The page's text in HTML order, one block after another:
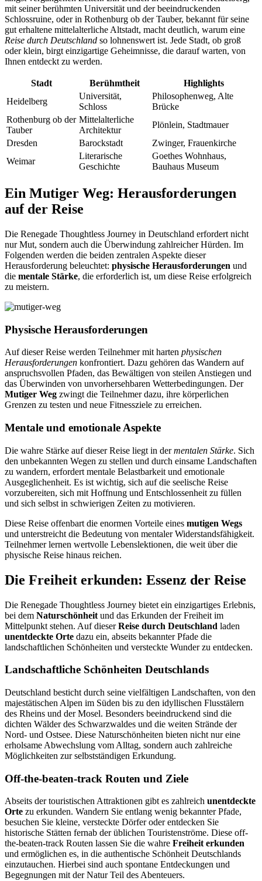
mit seiner berühmten Universität und der beeindruckenden
Schlossruine, oder in Rothenburg ob der Tauber, bekannt für seine
gut erhaltene mittelalterliche Altstadt, macht deutlich, warum eine
Reise durch Deutschland so lohnenswert ist. Jede Stadt, ob groß
oder klein, birgt einzigartige Geheimnisse, die darauf warten, von
Ihnen entdeckt zu werden.
Stadt Berühmtheit
Highlights
Heidelberg
Universität,
Schloss
Philosophenweg, Alte
Brücke
Rothenburg ob der
Tauber
Mittelalterliche
Architektur
Plönlein, Stadtmauer
Dresden
Barockstadt
Zwinger, Frauenkirche
Weimar
Literarische
Geschichte
Goethes Wohnhaus,
Bauhaus Museum
Ein Mutiger Weg: Herausforderungen
auf der Reise
Die Renegade Thoughtless Journey in Deutschland erfordert nicht
nur Mut, sondern auch die Überwindung zahlreicher Hürden. Im
Folgenden werden die beiden zentralen Aspekte dieser
Herausforderung beleuchtet: physische Herausforderungen und
die mentale Stärke, die erforderlich ist, um diese Reise erfolgreich
zu meistern.
Physische Herausforderungen
Auf dieser Reise werden Teilnehmer mit harten physischen
Herausforderungen konfrontiert. Dazu gehören das Wandern auf
anspruchsvollen Pfaden, das Bewältigen von steilen Anstiegen und
das Überwinden von unvorhersehbaren Wetterbedingungen. Der
Mutiger Weg zwingt die Teilnehmer dazu, ihre körperlichen
Grenzen zu testen und neue Fitnessziele zu erreichen.
Mentale und emotionale Aspekte
Die wahre Stärke auf dieser Reise liegt in dermentalen Stärke. Sich
den unbekannten Wegen zu stellen und durch einsame Landschaften
zu wandern, erfordert mentale Belastbarkeit und emotionale
Ausgeglichenheit. Es ist wichtig, sich auf die seelische Reise
vorzubereiten, sich mit Hoffnung und Entschlossenheit zu füllen
und sich selbst in schwierigen Zeiten zu motivieren.
Diese Reise offenbart die enormen Vorteile eines mutigen Wegs
und unterstreicht die Bedeutung von mentaler Widerstandsfähigkeit.
Teilnehmer lernen wertvolle Lebenslektionen, die weit über die
physische Reise hinaus reichen.
Die Freiheit erkunden: Essenz der Reise
Die Renegade Thoughtless Journey bietet ein einzigartiges Erlebnis,
bei dem Naturschönheit und das Erkunden der Freiheit im
Mittelpunkt stehen. Auf dieserReise durch Deutschland laden
unentdeckte Orte dazu ein, abseits bekannter Pfade die
landschaftlichen Schönheiten und versteckte Wunder zu entdecken.
Landschaftliche Schönheiten Deutschlands
Deutschland besticht durch seine vielfältigen Landschaften, von den
majestätischen Alpen im Süden bis zu den idyllischen Flusstälern
des Rheins und der Mosel. Besonders beeindruckend sind die
dichten Wälder des Schwarzwaldes und die weiten Strände der
Nord- und Ostsee. Diese Naturschönheiten bieten nicht nur eine
erholsame Abwechslung vom Alltag, sondern auch zahlreiche
Möglichkeiten zur selbstständigen Erkundung.
Off-the-beaten-track Routen und Ziele
Abseits der touristischen Attraktionen gibt es zahlreich unentdeckte
Orte zu erkunden. Wandern Sie entlang wenig bekannter Pfade,
besuchen Sie kleine, versteckte Dörfer oder entdecken Sie
historische Stätten fernab der üblichen Touristenströme. Diese off-
the-beaten-track Routen lassen Sie die wahre Freiheit erkunden
und ermöglichen es, in die authentische Schönheit Deutschlands
einzutauchen. Hierbei sind auch spontane Entdeckungen und
Begegnungen mit der Natur Teil des Abenteuers.